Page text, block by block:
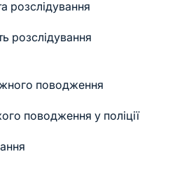
розслідування
розслідування
поводження
поводження у поліції